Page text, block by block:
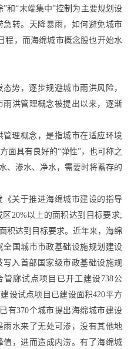
和“末端集中”控制为主要规划设
转。天降暴雨，如何避免城市
程，而海绵城市概念股也开始水
势，逐步规避城市雨洪风险，
洪管理概念被提出以来，逐渐
理概念，是指城市在适应环境
面具有良好的“弹性”，也可称之
、渗水、净水，需要时将蓄存的
《关于推进海绵城市建设的指导
区 20%以上的面积达到目标要求;
积达到目标要求。近年来，海绵
全国城市市政基础设施规划建设
入首部国家级市政基础设施规
管廊试点项目已开工建设738公
设试点项目已建设面积420平方
有370个城市提出海绵城市建设
水来了无处可渗，没有其他地
，进而造成内涝。有了海绵城